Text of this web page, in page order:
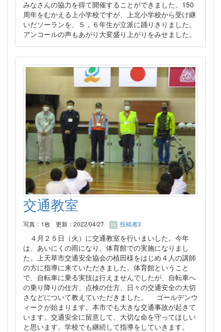
みなさんの協力を得て開催することができました。150
周年をむかえる上小学校ですが、上北小学校から受け継
いだソーランを、５，６年生が立派に踊りきりました。
アンコールの声もあがり大変盛り上がりをみせました。
交通教室
写真：1枚 更新：2022/04/27 投稿者3
４月２５日（火）に交通教室を行いまいした。今年
は、あいにくの雨になり、体育館での実施になりまし
た。上天草市交通安全協会の植田様をはじめ４人の講師
の方に指導に来ていただきました。体育館ということ
で、自転車に乗る実技は行えませんでしたが、自転車へ
の乗り降りの仕方、点検の仕方、日々の交通安全の大切
さなどについて教えていただきました。 ゴールデンウ
ィークが始まります。本市でも大きな交通事故が起きて
います。交通安全に留意して、大切な命を守ってほしい
と思います。学校でも継続して指導をしていきます。